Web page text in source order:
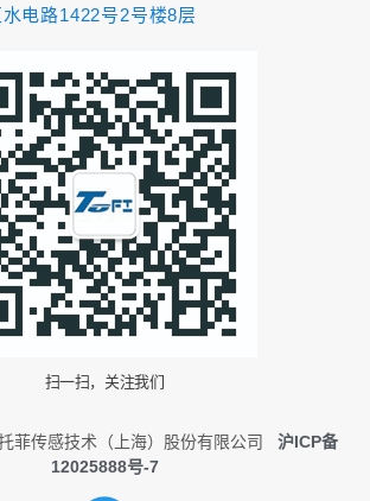
水电路1422号2号楼8层
扫一扫，关注我们
菲传感技术（上海）股份有限公司
沪ICP备
12025888号-7